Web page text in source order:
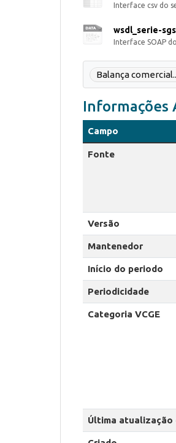
Interface csv do
wsdl_serie-
Interface SOAP
Balança
Informações
Campo
Fonte
Versão
Mantenedor
Início do periodo
Periodicidade
Categoria VCGE
Última atualização